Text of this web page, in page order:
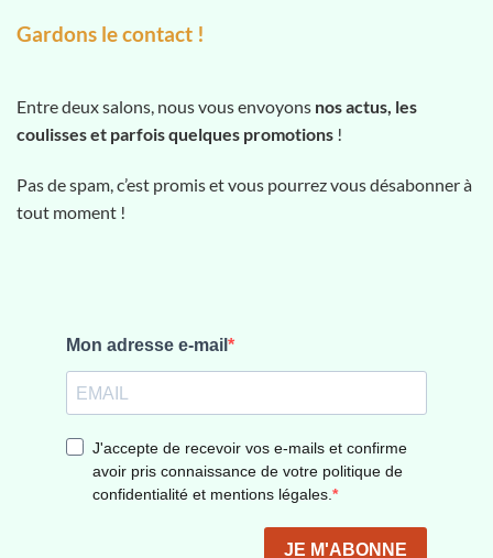
Gardons le contact !
Entre deux salons, nous vous envoyons nos actus, les
coulisses et parfois quelques promotions !
Pas de spam, c’est promis et vous pourrez vous désabonner à
tout moment !